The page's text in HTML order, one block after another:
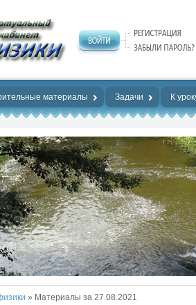
материалы Задачи К
» Материалы за 27.08.2021